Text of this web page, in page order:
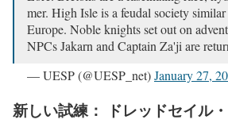
mer. High Isle is a feudal society
Europe. Noble knights set out on
NPCs Jakarn and Captain Za'ji are
— UESP (@UESP_net)January 27,
新しい試練： ドレッドセイル